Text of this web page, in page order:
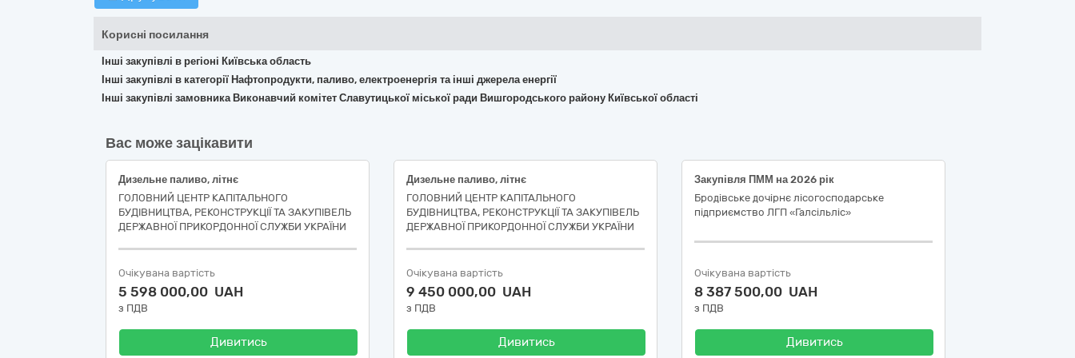
Корисні посилання
Інші закупівлі в регіоні Київська область
Інші закупівлі в категорії Нафтопродукти, паливо, електроенергія та інші джерела енергії
Інші закупівлі замовника Виконавчий комітет Славутицької міської ради Вишгородського району Київської області
Вас може зацікавити
Дизельне паливо, літнє
ГОЛОВНИЙ ЦЕНТР КАПІТАЛЬНОГО
БУДІВНИЦТВА, РЕКОНСТРУКЦІЇ ТА ЗАКУПІВЕЛЬ
ДЕРЖАВНОЇ ПРИКОРДОННОЇ СЛУЖБИ УКРАЇНИ
Очікувана вартість
5 598 000,00 UAH
з ПДВ
Дивитись
Дизельне паливо, літнє
ГОЛОВНИЙ ЦЕНТР КАПІТАЛЬНОГО
БУДІВНИЦТВА, РЕКОНСТРУКЦІЇ ТА ЗАКУПІВЕЛЬ
ДЕРЖАВНОЇ ПРИКОРДОННОЇ СЛУЖБИ УКРАЇНИ
Очікувана вартість
9 450 000,00 UAH
з ПДВ
Дивитись
Закупівля ПММ на 2026 рік
Бродівське дочірнє лісогосподарське
підприємство ЛГП «Галсільліс»
Очікувана вартість
8 387 500,00 UAH
з ПДВ
Дивитись